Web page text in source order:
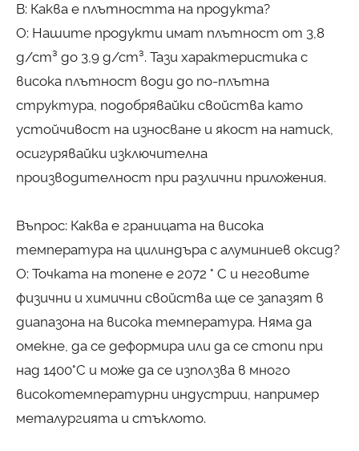
В: Каква е плътността на продукта?
О: Нашите продукти имат плътност от 3,8
g/cm³ до 3,9 g/cm³. Тази характеристика с
висока плътност води до по-плътна
структура, подобрявайки свойства като
устойчивост на износване и якост на натиск,
осигурявайки изключителна
производителност при различни приложения.
Въпрос: Каква е границата на висока
температура на цилиндъра с алуминиев оксид?
О: Точката на топене е 2072 ° C и неговите
физични и химични свойства ще се запазят в
диапазона на висока температура. Няма да
омекне, да се деформира или да се стопи при
над 1400°C и може да се използва в много
високотемпературни индустрии, например
металургията и стъклото.